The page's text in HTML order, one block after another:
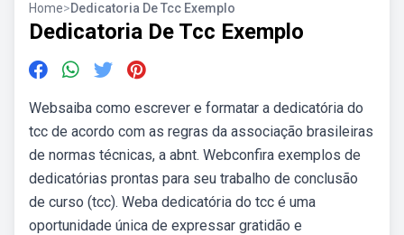
Home>Dedicatoria De Tcc Exemplo
Dedicatoria De Tcc Exemplo
Websaiba como escrever e formatar a dedicatória do
tcc de acordo com as regras da associação brasileiras
de normas técnicas, a abnt. Webconfira exemplos de
dedicatórias prontas para seu trabalho de conclusão
de curso (tcc). Weba dedicatória do tcc é uma
oportunidade única de expressar gratidão e